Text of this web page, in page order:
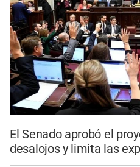
El Senado aprobó el
desalojos y limita las